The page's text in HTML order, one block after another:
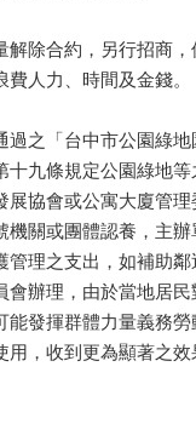
除合約，另行招商，
人力、時間及金錢。
之「台中市公園綠地
十九條規定公園綠地
展協會或公寓大廈管
機關或團體認養，主
管理之支出，如補助
會辦理，由於當地居
能發揮群體力量義務
，收到更為顯著之效